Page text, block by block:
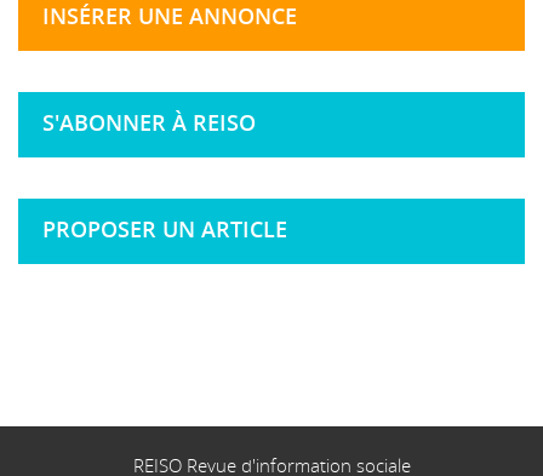
INSÉRER UNE ANNONCE
S'ABONNER À REISO
PROPOSER UN ARTICLE
REISO Revue d'information sociale